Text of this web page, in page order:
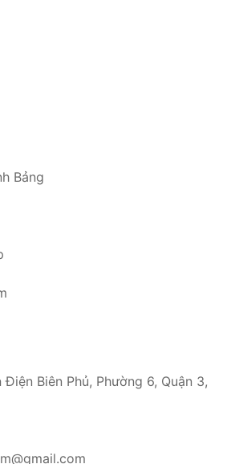
Bảng
Điện Biên Phủ, Phường 6, Quận 3,